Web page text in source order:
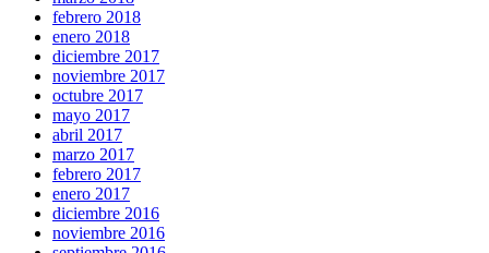
febrero 2018
enero 2018
diciembre 2017
noviembre 2017
octubre 2017
mayo 2017
abril 2017
marzo 2017
febrero 2017
enero 2017
diciembre 2016
noviembre 2016